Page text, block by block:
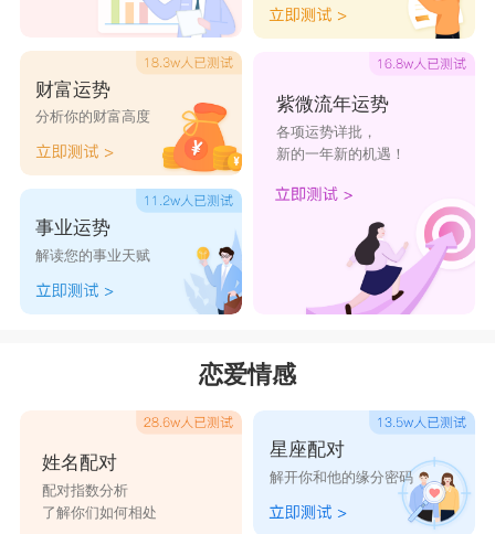
财富运势
分析你的财富高度
事业运势
解读您的事业天赋
紫微流年运势
各项运势详批，
新的一年新的机遇！
恋爱情感
姓名配对
配对指数分析
了解你们如何相处
星座配对
解开你和他的缘分密码